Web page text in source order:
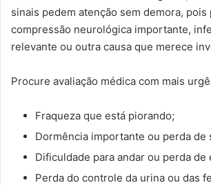
sinais pedem atenção sem demora,
compressão neurológica importante,
relevante ou outra causa que merece
Procure avaliação médica com mais
Fraqueza que está piorando;
Dormência importante ou perda de
Dificuldade para andar ou perda de
Perda do controle da urina ou das